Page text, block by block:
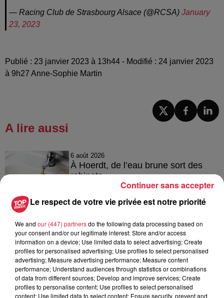
— Racing Club de Strasbourg Alsace (@RCSA) January
23, 2023
Publié : 23 janvier 2023 à 13h44 - Modifié : 24 janvier 2023
à 9h27 Anne-Sophie Martin
A lire aussi
6 août 2026
À Hoerdt, de l’eau brune sort des
robinets
6 août 2026
Tags antisémites à Strasbourg :
Catherine Trautmann réagit
6 août 2026
Le respect de votre vie privée est notre priorité
We and our (447) partnersdo the following data processing based on
your consent and/or our legitimate interest: Store and/or access
information on a device; Use limited data to select advertising; Create
profiles for personalised advertising; Use profiles to select personalised
advertising; Measure advertising performance; Measure content
performance; Understand audiences through statistics or combinations
of data from different sources; Develop and improve services; Create
profiles to personalise content; Use profiles to select personalised
content; Use limited data to select content; Ensure security, prevent and
Continuer sans accepter